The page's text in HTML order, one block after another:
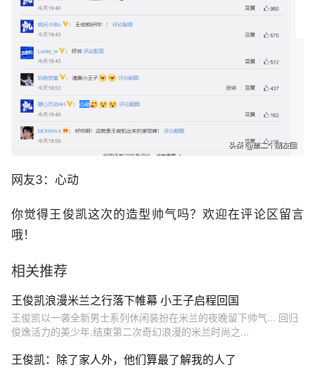
网友3：心动
你觉得王俊凯这次的造型帅气吗？欢迎在评论区留言
哦！
相关推荐
王俊凯浪漫米兰之行落下帷幕 小王子启程回国
王俊凯以一袭全新男士系列休闲装扮在米兰的夜晚留下帅气... 回归
俊逸活力的美少年,结束第二次奇幻浪漫的米兰时尚之...
王俊凯：除了家人外，他们算最了解我的人了